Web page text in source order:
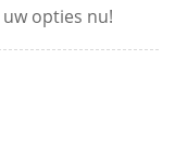
opties nu!